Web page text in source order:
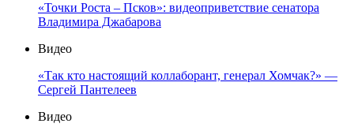
«Точки Роста – Псков»: видеоприветствие сенатора
Владимира Джабарова
Видео
«Так кто настоящий коллаборант, генерал Хомчак?» —
Сергей Пантелеев
Видео